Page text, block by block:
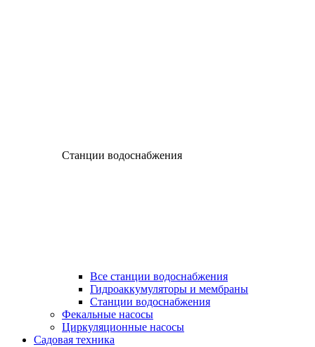
Станции водоснабжения
Все станции водоснабжения
Гидроаккумуляторы и мембраны
Станции водоснабжения
Фекальные насосы
Циркуляционные насосы
Садовая техника